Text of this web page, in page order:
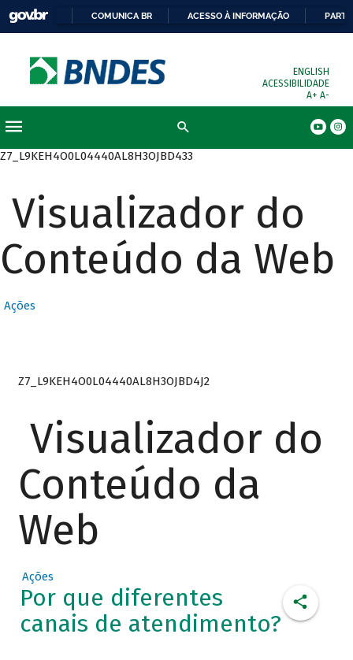
COMUNICA BR ACESSO À INFORMAÇÃO
ENGLISH
ACESSIBILIDADE
A+ A-
Z7_L9KEH4O0L04440AL8H3OJBD433
Visualizador do
Conteúdo da Web
Ações
Z7_L9KEH4O0L04440AL8H3OJBD4J2
Visualizador do
Conteúdo da
Web
Ações
Por que diferentes
canais de atendimento?